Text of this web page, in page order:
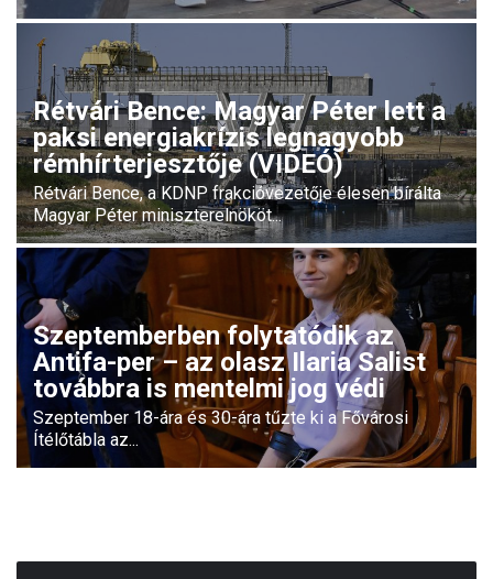
Rétvári Bence: Magyar Péter lett a
paksi energiakrízis legnagyobb
rémhírterjesztője (VIDEÓ)
Rétvári Bence, a KDNP frakcióvezetője élesen bírálta
Magyar Péter miniszterelnököt...
Szeptemberben folytatódik az
Antifa-per – az olasz Ilaria Salist
továbbra is mentelmi jog védi
Szeptember 18-ára és 30-ára tűzte ki a Fővárosi
Ítélőtábla az...